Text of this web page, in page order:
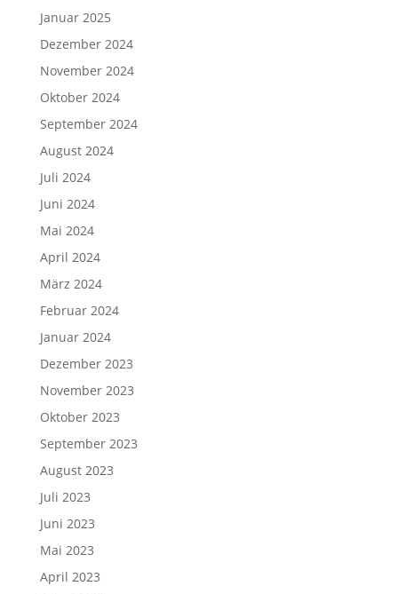
Januar 2025
Dezember 2024
November 2024
Oktober 2024
September 2024
August 2024
Juli 2024
Juni 2024
Mai 2024
April 2024
März 2024
Februar 2024
Januar 2024
Dezember 2023
November 2023
Oktober 2023
September 2023
August 2023
Juli 2023
Juni 2023
Mai 2023
April 2023